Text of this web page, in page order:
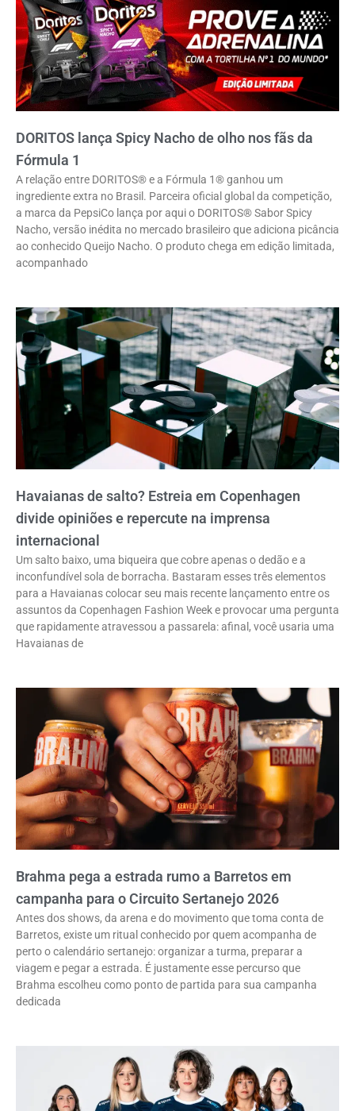
DORITOS lança Spicy Nacho de olho nos fãs da
Fórmula 1
A relação entre DORITOS® e a Fórmula 1® ganhou um
ingrediente extra no Brasil. Parceira oficial global da competição,
a marca da PepsiCo lança por aqui o DORITOS® Sabor Spicy
Nacho, versão inédita no mercado brasileiro que adiciona picância
ao conhecido Queijo Nacho. O produto chega em edição limitada,
acompanhado
Havaianas de salto? Estreia em Copenhagen
divide opiniões e repercute na imprensa
internacional
Um salto baixo, uma biqueira que cobre apenas o dedão e a
inconfundível sola de borracha. Bastaram esses três elementos
para a Havaianas colocar seu mais recente lançamento entre os
assuntos da Copenhagen Fashion Week e provocar uma pergunta
que rapidamente atravessou a passarela: afinal, você usaria uma
Havaianas de
Brahma pega a estrada rumo a Barretos em
campanha para o Circuito Sertanejo 2026
Antes dos shows, da arena e do movimento que toma conta de
Barretos, existe um ritual conhecido por quem acompanha de
perto o calendário sertanejo: organizar a turma, preparar a
viagem e pegar a estrada. É justamente esse percurso que
Brahma escolheu como ponto de partida para sua campanha
dedicada